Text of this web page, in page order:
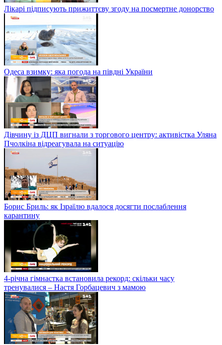
Лікарі підписують прижиттєву згоду на посмертне донорство
Одеса взимку: яка погода на півдні України
Дівчину із ДЦП вигнали з торгового центру: активістка Уляна
Пчолкіна відреагувала на ситуацію
Борис Бриль: як Ізраїлю вдалося досягти послаблення
карантину
4-річна гімнастка встановила рекорд: скільки часу
тренувалися – Настя Горбацевич з мамою